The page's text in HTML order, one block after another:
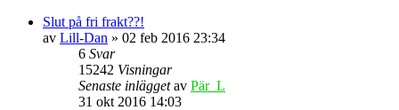
Slut på fri frakt??!
av Lill-Dan » 02 feb 2016 23:34
6 Svar
15242 Visningar
Senaste inläggetav Pär_L
31 okt 2016 14:03